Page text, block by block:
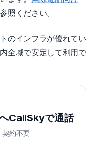
照ください。
のインフラが優れてい
全域で安定して利用で
CallSkyで通話
契約不要